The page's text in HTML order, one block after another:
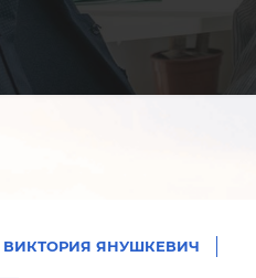
ВИКТОРИЯ ЯНУШКЕВИЧ